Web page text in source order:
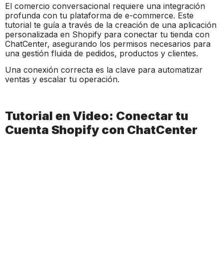
El comercio conversacional requiere una integración
profunda con tu plataforma de e-commerce. Este
tutorial te guía a través de la creación de una aplicación
personalizada en Shopify para conectar tu tienda con
ChatCenter, asegurando los permisos necesarios para
una gestión fluida de pedidos, productos y clientes.
Una conexión correcta es la clave para automatizar
ventas y escalar tu operación.
Tutorial en Video: Conectar tu
Cuenta Shopify con ChatCenter